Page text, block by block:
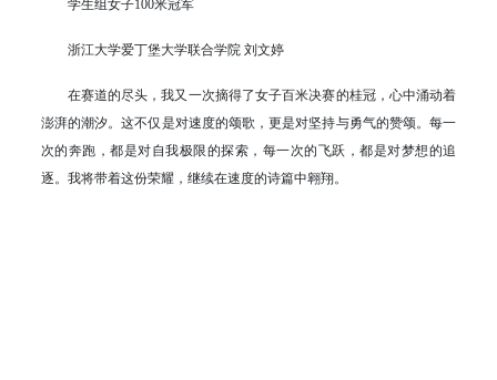
学生组女子100米冠军
浙江大学爱丁堡大学联合学院 刘文婷
在赛道的尽头，我又一次摘得了女子百米决赛的桂冠，心中涌动着
澎湃的潮汐。这不仅是对速度的颂歌，更是对坚持与勇气的赞颂。每一
次的奔跑，都是对自我极限的探索，每一次的飞跃，都是对梦想的追
逐。我将带着这份荣耀，继续在速度的诗篇中翱翔。